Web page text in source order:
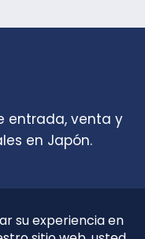
entrada, venta y
en Japón.
Contáctenos